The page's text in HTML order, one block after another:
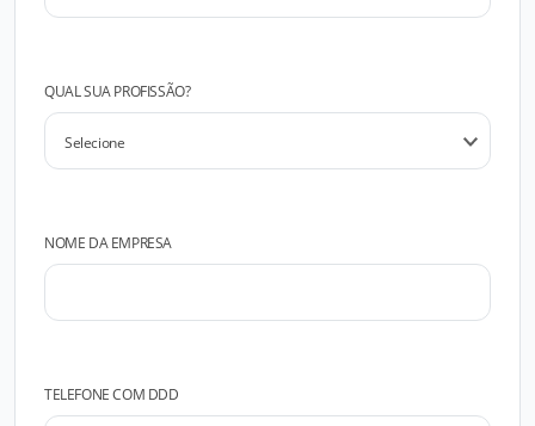
QUAL SUA PROFISSÃO?
NOME DA EMPRESA
TELEFONE COM DDD